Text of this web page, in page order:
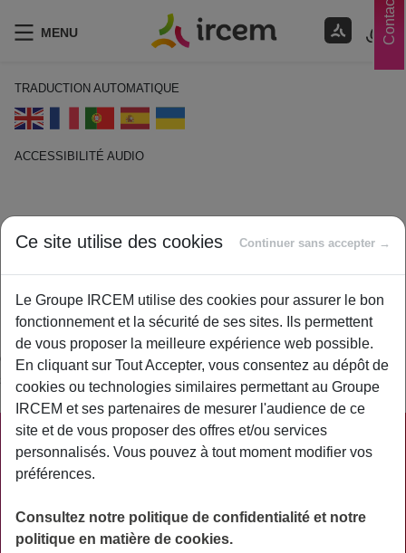
Contacts
MENU
TRADUCTION AUTOMATIQUE
ACCESSIBILITÉ AUDIO
Retraite de base
1 février 2021
Byircem
La retraite de base correspond à la somme minimum du régime
général versé mensuellement pour votre retraite. A celle-ci
s’ajoute la retraite complémentaire.
PRATIQUE
ACTUALITÉS
ASSURANCES
PRÉVOYANCE
Ce site utilise des cookies Continuer sans accepter →
Le Groupe IRCEM utilise des cookies pour assurer le bon
fonctionnement et la sécurité de ses sites. Ils permettent
de vous proposer la meilleure expérience web possible.
En cliquant sur Tout Accepter, vous consentez au dépôt de
cookies ou technologies similaires permettant au Groupe
IRCEM et ses partenaires de mesurer l'audience de ce
site et de vous proposer des offres et/ou services
personnalisés. Vous pouvez à tout moment modifier vos
préférences.
Consultez notre politique de confidentialité et notre
politique en matière de cookies.